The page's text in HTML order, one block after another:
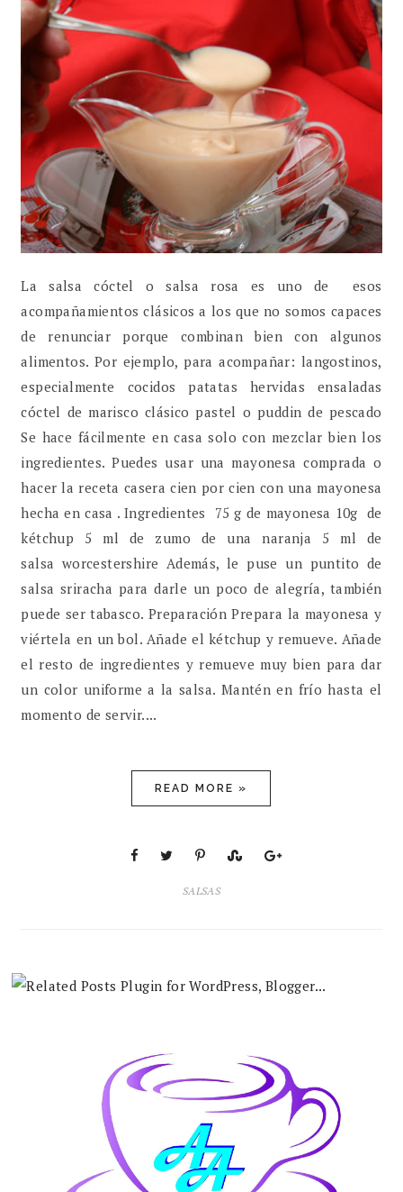
La salsa cóctel o salsa rosa es uno de esos
acompañamientos clásicos a los que no somos capaces
de renunciar porque combinan bien con algunos
alimentos. Por ejemplo, para acompañar: langostinos,
especialmente cocidos patatas hervidas ensaladas
cóctel de marisco clásico pastel o puddin de pescado
Se hace fácilmente en casa solo con mezclar bien los
ingredientes. Puedes usar una mayonesa comprada o
hacer la receta casera cien por cien con una mayonesa
hecha en casa . Ingredientes 75 g de mayonesa 10g de
kétchup 5 ml de zumo de una naranja 5 ml de
salsa worcestershire Además, le puse un puntito de
salsa sriracha para darle un poco de alegría, también
puede ser tabasco. Preparación Prepara la mayonesa y
viértela en un bol. Añade el kétchup y remueve. Añade
el resto de ingredientes y remueve muy bien para dar
un color uniforme a la salsa. Mantén en frío hasta el
momento de servir....
READ MORE »
SALSAS